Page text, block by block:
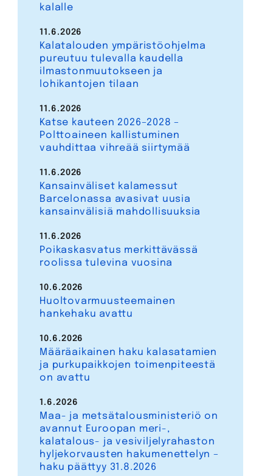
kalalle
Kalatalouden ympäristöohjelma
pureutuu tulevalla kaudella
ilmastonmuutokseen ja
lohikantojen tilaan
11.6.2026
Katse kauteen 2026–2028 –
Polttoaineen kallistuminen
vauhdittaa vihreää siirtymää
11.6.2026
Kansainväliset kalamessut
Barcelonassa avasivat uusia
kansainvälisiä mahdollisuuksia
11.6.2026
Poikaskasvatus merkittävässä
roolissa tulevina vuosina
11.6.2026
Huoltovarmuusteemainen
hankehaku avattu
10.6.2026
Määräaikainen haku kalasatamien
ja purkupaikkojen toimenpiteestä
on avattu
10.6.2026
Maa- ja metsätalousministeriö on
avannut Euroopan meri-,
kalatalous- ja vesiviljelyrahaston
hyljekorvausten hakumenettelyn –
haku päättyy 31.8.2026
1.6.2026